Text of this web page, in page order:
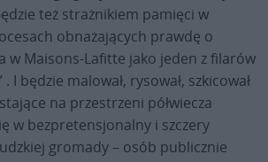
też strażnikiem pamięci w
obnażających prawdę o
w Maisons-Lafitte jako jeden z filarów
I będzie malował, rysował, szkicował
na przestrzeni półwiecza
w bezpretensjonalny i szczery
gromady – osób publicznie